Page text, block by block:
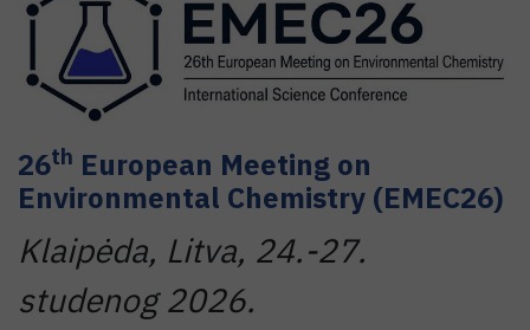
26th European Meeting on
Environmental Chemistry (EMEC26)
Klaipėda, Litva, 24.-27.
studenog 2026.